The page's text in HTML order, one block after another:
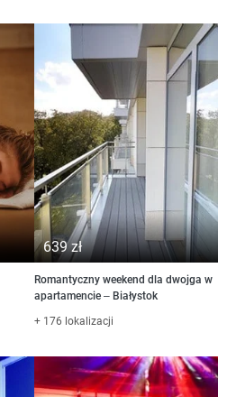
639 zł
Romantyczny weekend dla dwojga w
apartamencie – Białystok
+ 176 lokalizacji